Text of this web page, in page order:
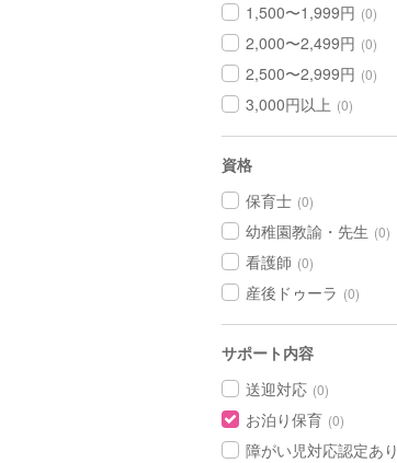
1,500〜1,999円 (0)
2,000〜2,499円 (0)
2,500〜2,999円 (0)
3,000円以上 (0)
資格
保育士 (0)
幼稚園教諭・先生 (0)
看護師 (0)
産後ドゥーラ (0)
サポート内容
送迎対応 (0)
お泊り保育 (0)
障がい児対応認定あり